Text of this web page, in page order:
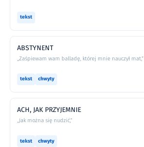
tekst
ABSTYNENT
„Zaśpiewam wam balladę, której mnie nauczył mat,”
tekst chwyty
ACH, JAK PRZYJEMNIE
„Jak można się nudzić,”
tekst chwyty